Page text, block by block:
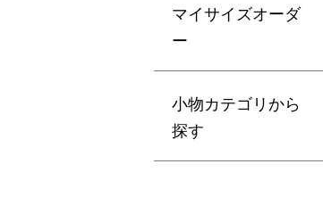
マイサイズオーダ
ー
小物カテゴリから
探す